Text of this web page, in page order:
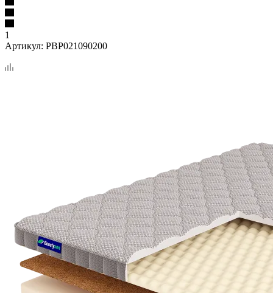
1
Артикул: PBP021090200